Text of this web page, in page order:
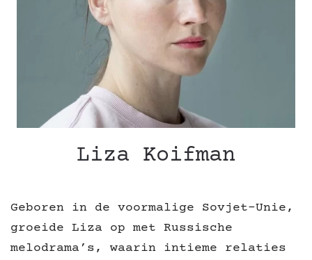
Liza Koifman
Geboren in de voormalige Sovjet-Unie,
groeide Liza op met Russische
melodrama’s, waarin intieme relaties